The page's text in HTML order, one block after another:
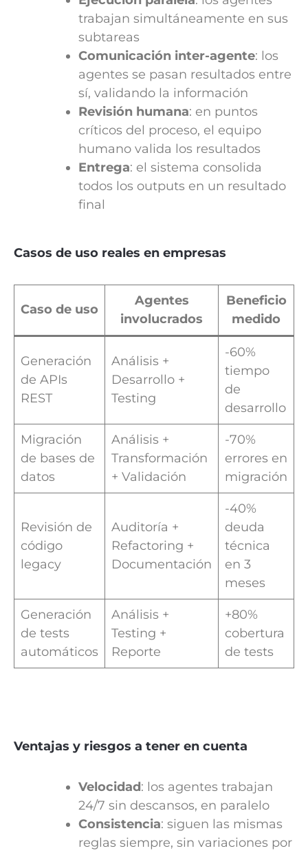
trabajan simultáneamente en sus
subtareas
Comunicación inter-agente: los
agentes se pasan resultados entre
sí, validando la información
Revisión humana: en puntos
críticos del proceso, el equipo
humano valida los resultados
Entrega: el sistema consolida
todos los outputs en un resultado
final
Casos de uso reales en empresas
Caso de uso
Agentes
involucrados
Beneficio
medido
Generación
de APIs
REST
Análisis +
Desarrollo +
Testing
-60%
tiempo
de
desarrollo
Migración
de bases de
datos
Análisis +
Transformación
+ Validación
-70%
errores en
migración
Revisión de
código
legacy
Auditoría +
Refactoring +
Documentación
-40%
deuda
técnica
en 3
meses
Generación
de tests
automáticos
Análisis +
Testing +
Reporte
+80%
cobertura
de tests
Ventajas y riesgos a tener en cuenta
Velocidad: los agentes trabajan
24/7 sin descansos, en paralelo
Consistencia: siguen las mismas
reglas siempre, sin variaciones por